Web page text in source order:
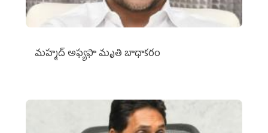
మహ్మద్‌ అఫ్యఫా మృతి బాధాకరం